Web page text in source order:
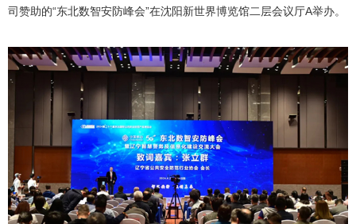
司赞助的“东北数智安防峰会”在沈阳新世界博览馆二层会议厅A举办。